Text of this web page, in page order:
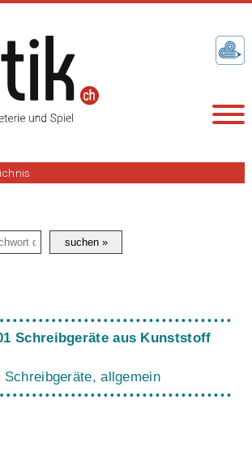
Schreibgeräte aus Kunststoff
Schreibgeräte, allgemein